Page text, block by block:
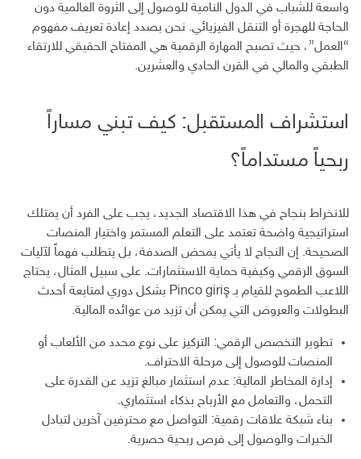
واسعة للشباب في الدول النامية للوصول إلى الثروة العالمية دون
الحاجة للهجرة أو التنقل الفيزيائي. نحن بصدد إعادة تعريف مفهوم
“العمل”، حيث تصبح المهارة الرقمية هي المفتاح الحقيقي للارتقاء
الطبقي والمالي في القرن الحادي والعشرين.
استشراف المستقبل: كيف تبني مساراً
ربحياً مستداماً؟
للانخراط بنجاح في هذا الاقتصاد الجديد، يجب على الفرد أن يمتلك
استراتيجية واضحة تعتمد على التعلم المستمر واختيار المنصات
الصحيحة. إن النجاح لا يأتي بمحض الصدفة، بل يتطلب فهماً لآليات
السوق الرقمي وكيفية حماية الاستثمارات. على سبيل المثال، يحتاج
اللاعب الطموح للقيام بـ Pinco giriş بشكل دوري لمتابعة أحدث
البطولات والعروض التي يمكن أن تزيد من عوائده المالية.
تطوير التخصص الرقمي: التركيز على نوع محدد من الألعاب أو
المنصات للوصول إلى مرحلة الاحتراف.
إدارة المخاطر المالية: عدم استثمار مبالغ تزيد عن القدرة على
التحمل، والتعامل مع الأرباح بذكاء استثماري.
بناء شبكة علاقات رقمية: التواصل مع محترفين آخرين لتبادل
الخبرات والوصول إلى فرص ربحية حصرية.